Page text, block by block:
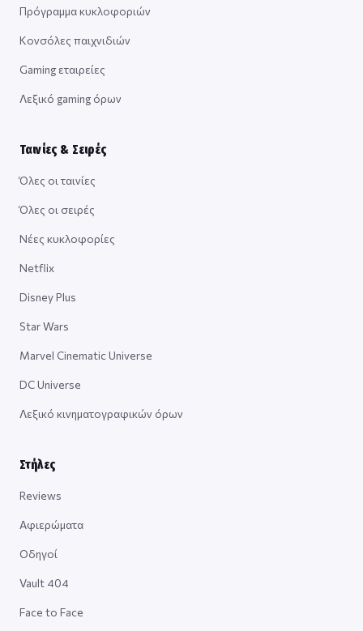
Πρόγραμμα κυκλοφοριών
Κονσόλες παιχνιδιών
Gaming εταιρείες
Λεξικό gaming όρων
Ταινίες & Σειρές
Όλες οι ταινίες
Όλες οι σειρές
Νέες κυκλοφορίες
Netflix
Disney Plus
Star Wars
Marvel Cinematic Universe
DC Universe
Λεξικό κινηματογραφικών όρων
Στήλες
Reviews
Αφιερώματα
Οδηγοί
Vault 404
Face to Face